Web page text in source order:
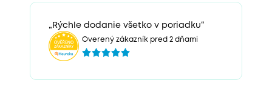
„Rýchle dodanie všetko v poriadku“
Overený zákazník pred 2 dňami